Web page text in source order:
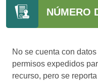
NÚMERO
No se cuenta con
permisos expedidos
recurso, pero se